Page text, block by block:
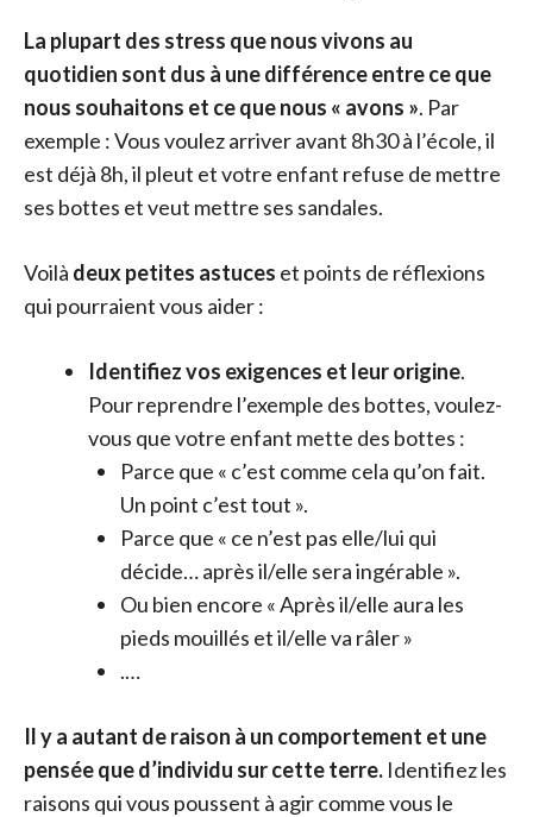
La plupart des stress que nous vivons au
quotidien sont dus à une différence entre ce que
nous souhaitons et ce que nous « avons ». Par
exemple : Vous voulez arriver avant 8h30 à l’école, il
est déjà 8h, il pleut et votre enfant refuse de mettre
ses bottes et veut mettre ses sandales.
Voilà deux petites astuces et points de réflexions
qui pourraient vous aider :
Identifiez vos exigences et leur origine.
Pour reprendre l’exemple des bottes, voulez-
vous que votre enfant mette des bottes :
Parce que « c’est comme cela qu’on fait.
Un point c’est tout ».
Parce que « ce n’est pas elle/lui qui
décide… après il/elle sera ingérable ».
Ou bien encore « Après il/elle aura les
pieds mouillés et il/elle va râler »
.…
Il y a autant de raison à un comportement et une
pensée que d’individu sur cette terre. Identifiez les
raisons qui vous poussent à agir comme vous le